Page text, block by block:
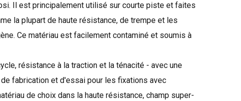
Il est principalement utilisé sur courte piste et faites
la plupart de haute résistance, de trempe et les
Ce matériau est facilement contaminé et soumis à
, résistance à la traction et la ténacité - avec une
fabrication et d'essai pour les fixations avec
de choix dans la haute résistance, champ super-